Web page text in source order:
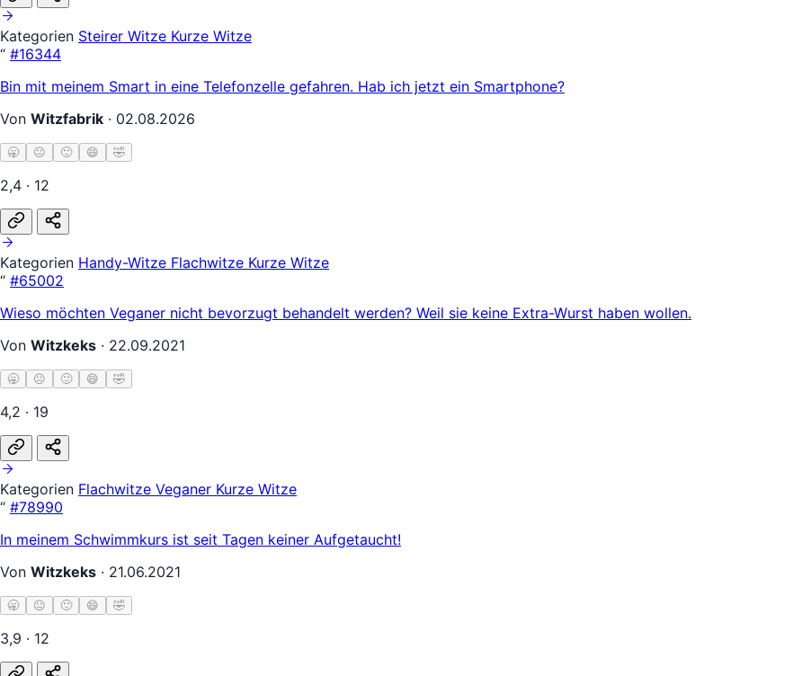
Kategorien Steirer Witze Kurze Witze
“ #16344
Bin mit meinem Smart in eine Telefonzelle gefahren. Hab ich jetzt ein Smartphone?
Von Witzfabrik · 02.08.2026
🥱 😐 🙂 😄 🤣
2,4 · 12
Kategorien Handy-Witze Flachwitze Kurze Witze
“ #65002
Wieso möchten Veganer nicht bevorzugt behandelt werden? Weil sie keine Extra-Wurst haben wollen.
Von Witzkeks · 22.09.2021
🥱 😐 🙂 😄 🤣
4,2 · 19
Kategorien Flachwitze Veganer Kurze Witze
“ #78990
In meinem Schwimmkurs ist seit Tagen keiner Aufgetaucht!
Von Witzkeks · 21.06.2021
🥱 😐 🙂 😄 🤣
3,9 · 12